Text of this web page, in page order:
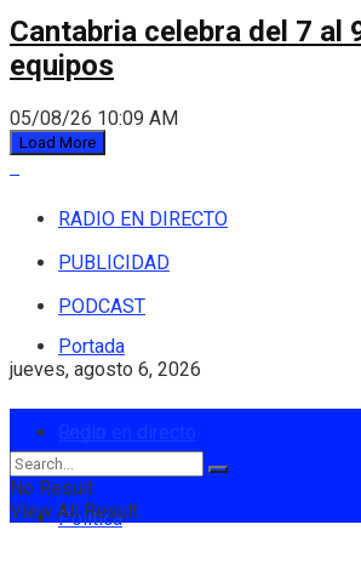
Cantabria celebra del 7
equipos
05/08/26 10:09 AM
Load More
RADIO EN DIRECTO
PUBLICIDAD
PODCAST
jueves, agosto 6, 2026
Portada
Política
No Result
View All Result